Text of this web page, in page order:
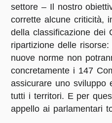
settore – Il nostro
corrette alcune criticità,
della classificazione dei
ripartizione delle
nuove norme non
concretamente i 147
assicurare uno sviluppo
tutti i territori. E per
appello ai parlamentari